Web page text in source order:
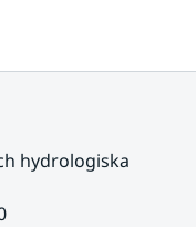
hydrologiska